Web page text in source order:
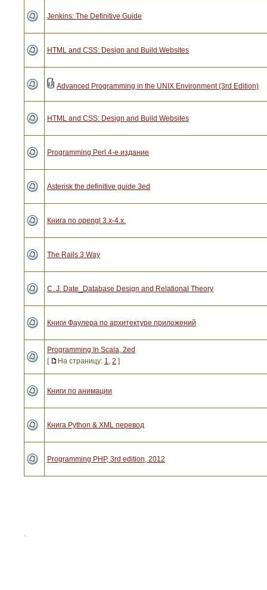
Jenkins: The Definitive Guide
HTML and CSS: Design and Build Websites
Advanced Programming in the UNIX Environment (3rd Edition)
HTML and CSS: Design and Build Websites
Programming Perl 4-е издание
Asterisk the definitive guide 3ed
Книга по opengl 3.x-4.x.
The Rails 3 Way
C. J. Date_Database Design and Relational Theory
Книги Фаулера по архитектуре приложений
Programming In Scala, 2ed
[
На страницу: 1, 2 ]
Книги по анимации
Книга Python & XML перевод
Programming PHP, 3rd edition, 2012